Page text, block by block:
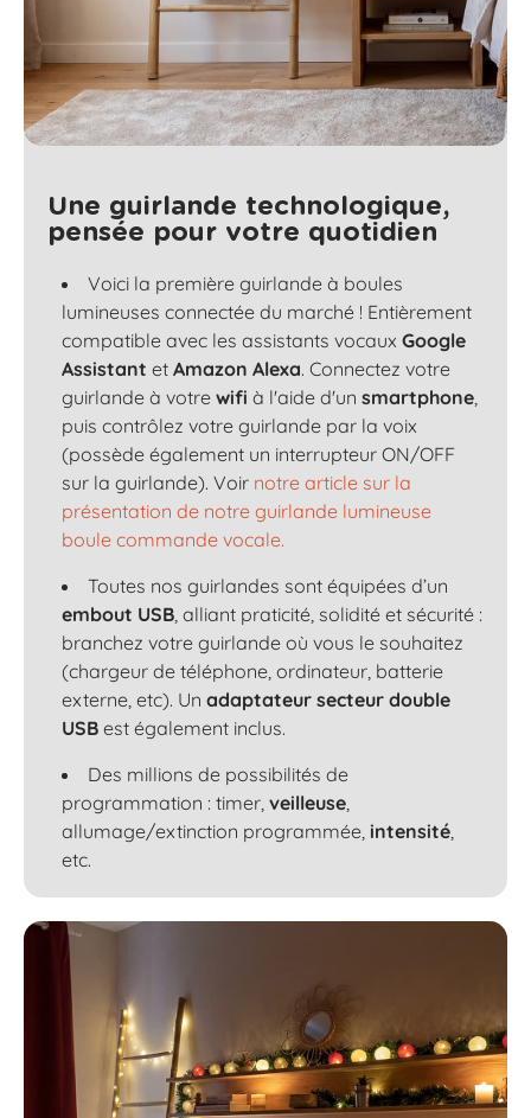
Une guirlande technologique,
pensée pour votre quotidien
Voici la première guirlande à boules
lumineuses connectée du marché ! Entièrement
compatible avec les assistants vocaux Google
Assistant et Amazon Alexa. Connectez votre
guirlande à votre wifi à l'aide d'un smartphone,
puis contrôlez votre guirlande par la voix
(possède également un interrupteur ON/OFF
sur la guirlande). Voir notre article sur la
présentation de notre guirlande lumineuse
boule commande vocale.
Toutes nos guirlandes sont équipées d’un
embout USB, alliant praticité, solidité et sécurité :
branchez votre guirlande où vous le souhaitez
(chargeur de téléphone, ordinateur, batterie
externe, etc). Un adaptateur secteur double
USB est également inclus.
Des millions de possibilités de
programmation : timer, veilleuse,
allumage/extinction programmée, intensité,
etc.